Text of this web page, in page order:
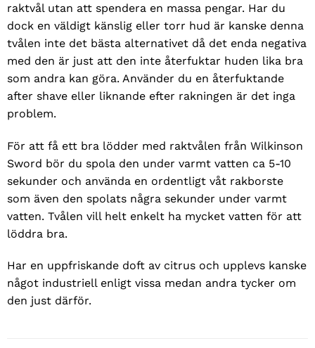
raktvål utan att spendera en massa pengar. Har du
dock en väldigt känslig eller torr hud är kanske denna
tvålen inte det bästa alternativet då det enda negativa
med den är just att den inte återfuktar huden lika bra
som andra kan göra. Använder du en återfuktande
after shave eller liknande efter rakningen är det inga
problem.
För att få ett bra lödder med raktvålen från Wilkinson
Sword bör du spola den under varmt vatten ca 5-10
sekunder och använda en ordentligt våt rakborste
som även den spolats några sekunder under varmt
vatten. Tvålen vill helt enkelt ha mycket vatten för att
löddra bra.
Har en uppfriskande doft av citrus och upplevs kanske
något industriell enligt vissa medan andra tycker om
den just därför.